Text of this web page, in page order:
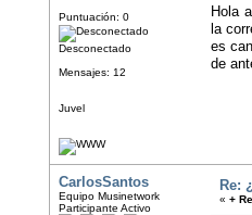
Puntuación: 0
Desconectado
Mensajes: 12
Juvel
Hola
la
es
de
CarlosSantos
Equipo Musinetwork
Participante Activo
Re:
« +